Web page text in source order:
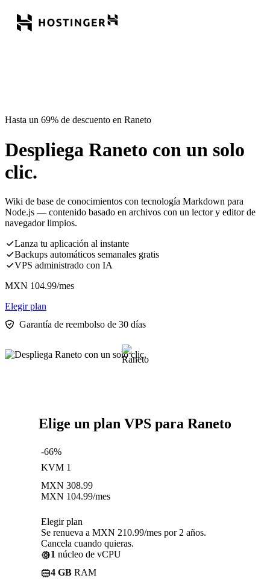
Hasta un 69% de descuento en Raneto
Despliega Raneto con un solo
clic.
Wiki de base de conocimientos con tecnología Markdown para
Node.js — contenido basado en archivos con un lector y editor de
navegador limpios.
Lanza tu aplicación al instante
Backups automáticos semanales gratis
VPS administrado con IA
MXN 104.99/mes
Elegir plan
Garantía de reembolso de 30 días
Elige un plan VPS para Raneto
-66%
KVM 1
MXN 308.99
MXN 104.99/mes
Elegir plan
Se renueva a MXN 210.99/mes por 2 años.
Cancela cuando quieras.
1 núcleo de vCPU
4 GB RAM